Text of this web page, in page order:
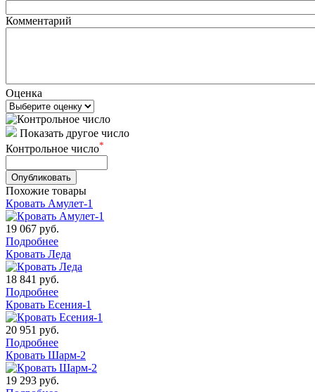
Комментарий
Оценка
Показать другое число
Контрольное число*
Похожие товары
Кровать Амулет-1
19 067 руб.
Подробнее
Кровать Леда
18 841 руб.
Подробнее
Кровать Есения-1
20 951 руб.
Подробнее
Кровать Шарм-2
19 293 руб.